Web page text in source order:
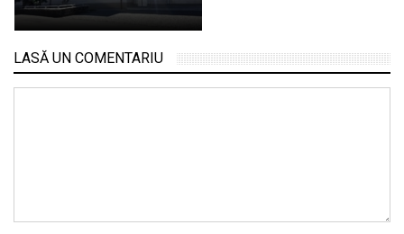
LASĂ UN COMENTARIU